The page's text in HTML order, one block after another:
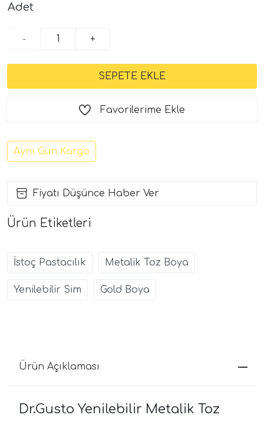
Adet
- +
Favorilerime Ekle
Aynı Gün Kargo
Fiyatı Düşünce Haber Ver
Ürün Etiketleri
İstoç Pastacılık Metalik Toz Boya
Yenilebilir Sim Gold Boya
Ürün Açıklaması
Dr.Gusto Yenilebilir Metalik Toz